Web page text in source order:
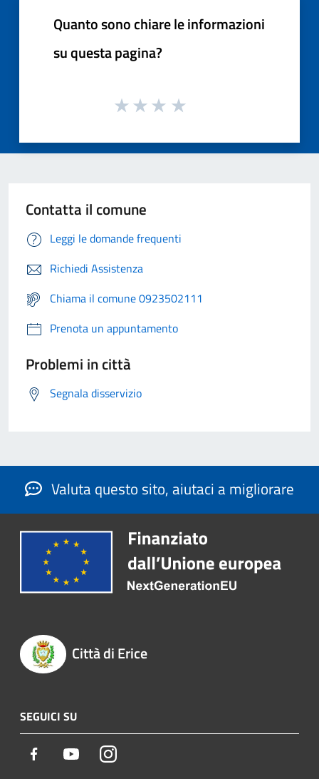
Quanto sono chiare le informazioni
su questa pagina?
Contatta il comune
Leggi le domande frequenti
Richiedi Assistenza
Chiama il comune 0923502111
Prenota un appuntamento
Problemi in città
Segnala disservizio
Valuta questo sito, aiutaci a migliorare
Città di Erice
SEGUICI SU
Facebook YoutubeInstagram